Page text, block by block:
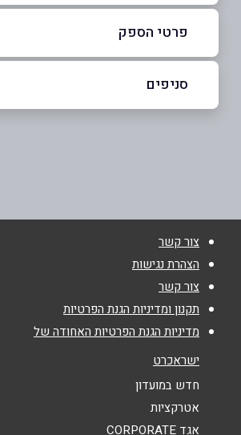
פרטי הספק
נושא*
אנא חזרו אלי בקשר ל...
סניפים
צור קשר
הצהרת נגישות
צור קשר
תקנון ומדיניות הגנת הפרטיות
מדיניות הגנת הפרטיות האחודה של
ישראכרט
חדש במועדון
אטרקציות
אגד CORPORATE